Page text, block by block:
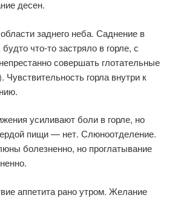
десен.
заднего неба. Саднение в
что-то застряло в горле, с
совершать глотательные
горла внутри к
усиливают боли в горле, но
пищи — нет. Слюноотделение.
болезненно, но проглатывание
аппетита рано утром. Желание